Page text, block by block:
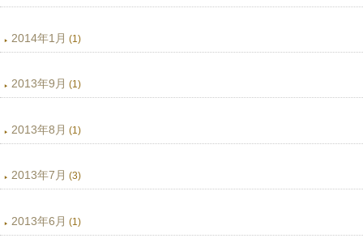
2014年1月 (1)
2013年9月 (1)
2013年8月 (1)
2013年7月 (3)
2013年6月 (1)